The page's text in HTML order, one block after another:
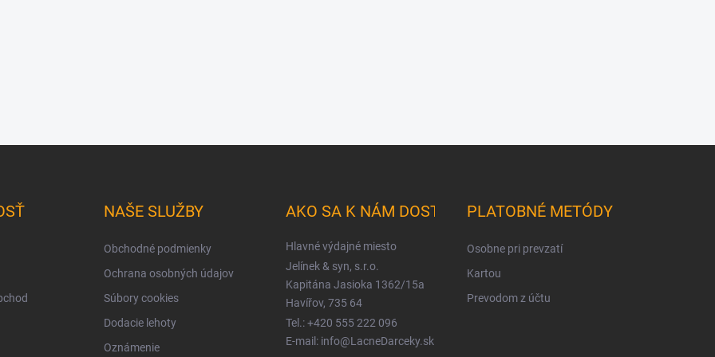
NAŠE SLUŽBY
Obchodné podmienky
Ochrana osobných údajov
Súbory cookies
Dodacie lehoty
Oznámenie
AKO SA K NÁM DOSTANETE
Hlavné výdajné miesto
Jelínek & syn, s.r.o.
Kapitána Jasioka 1362/15a
Havířov, 735 64
Tel.: +420 555 222 096
E-mail: info@LacneDarceky.sk
PLATOBNÉ METÓDY
Osobne pri prevzatí
Kartou
Prevodom z účtu